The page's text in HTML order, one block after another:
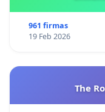
961 firmas
19 Feb 2026
The